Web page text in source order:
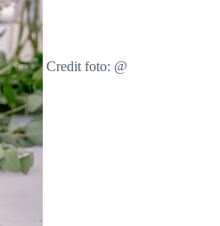
Credit foto: @